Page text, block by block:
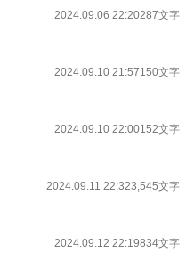
2024.09.06 22:20287文字
2024.09.10 21:57150文字
2024.09.10 22:00152文字
2024.09.11 22:323,545文字
2024.09.12 22:19834文字